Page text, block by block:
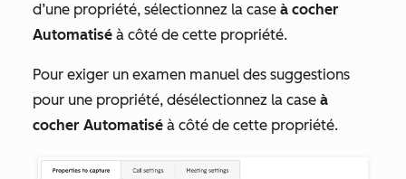
d’une propriété, sélectionnez la case à cocher
Automatisé à côté de cette propriété.
Pour exiger un examen manuel des suggestions
pour une propriété, désélectionnez la case à
cocher Automatisé à côté de cette propriété.